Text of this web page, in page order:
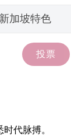
代脉搏。